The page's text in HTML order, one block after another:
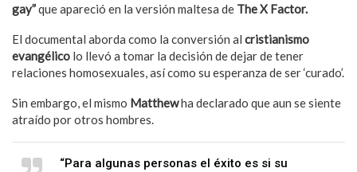
gay”que apareció en la versión maltesa de The X Factor.
El documental aborda como la conversión al cristianismo
evangélico lo llevó a tomar la decisión de dejar de tener
relaciones homosexuales, así como su esperanza de ser ‘curado’.
Sin embargo, el mismo Matthewha declarado que aun se siente
atraído por otros hombres.
“Para algunas personas el éxito es si su